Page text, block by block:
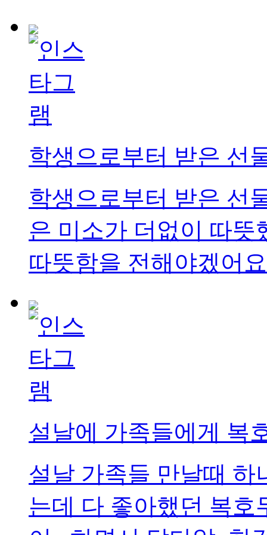
학생으로부터 받은 선
학생으로부터 받은 선
은 미소가 더없이 따뜻
따뜻함을 전해야겠어
설날에 가족들에게 복
설날 가족들 만날때 하
는데 다 좋아했던 복호